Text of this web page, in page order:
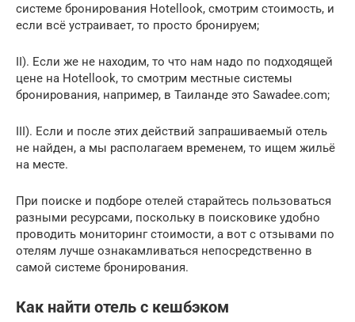
системе бронирования Hotellook, смотрим стоимость, и
если всё устраивает, то просто бронируем;
II). Если же не находим, то что нам надо по подходящей
цене на Hotellook, то смотрим местные системы
бронирования, например, в Таиланде это Sawadee.com;
III). Если и после этих действий запрашиваемый отель
не найден, а мы располагаем временем, то ищем жильё
на месте.
При поиске и подборе отелей старайтесь пользоваться
разными ресурсами, поскольку в поисковике удобно
проводить мониторинг стоимости, а вот с отзывами по
отелям лучше ознакамливаться непосредственно в
самой системе бронирования.
Как найти отель с кешбэком